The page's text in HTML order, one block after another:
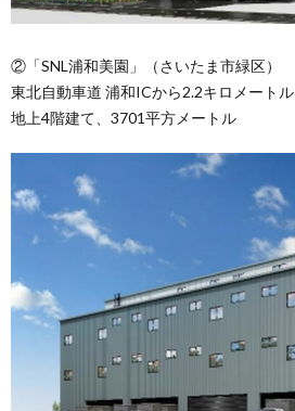
②「SNL浦和美園」（さいたま市緑区）
東北自動車道 浦和ICから2.2キロメートル
地上4階建て、3701平方メートル